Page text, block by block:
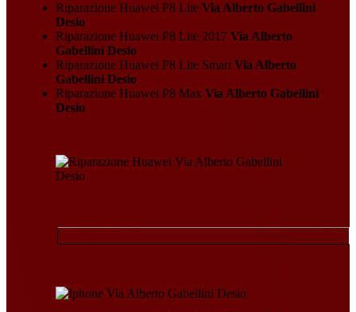
Riparazione Huawei P8 LiteVia Alberto Gabellini
Desio
Riparazione Huawei P8 Lite 2017Via Alberto
Gabellini Desio
Riparazione Huawei P8 Lite SmartVia Alberto
Gabellini Desio
Riparazione Huawei P8 Max Via Alberto Gabellini
Desio